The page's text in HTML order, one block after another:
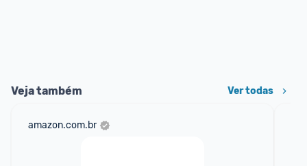
Veja também Ver todas
amazon.com.br